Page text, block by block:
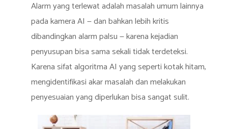
Alarm yang terlewat adalah masalah umum lainnya
pada kamera AI — dan bahkan lebih kritis
dibandingkan alarm palsu — karena kejadian
penyusupan bisa sama sekali tidak terdeteksi.
Karena sifat algoritma AI yang seperti kotak hitam,
mengidentifikasi akar masalah dan melakukan
penyesuaian yang diperlukan bisa sangat sulit.